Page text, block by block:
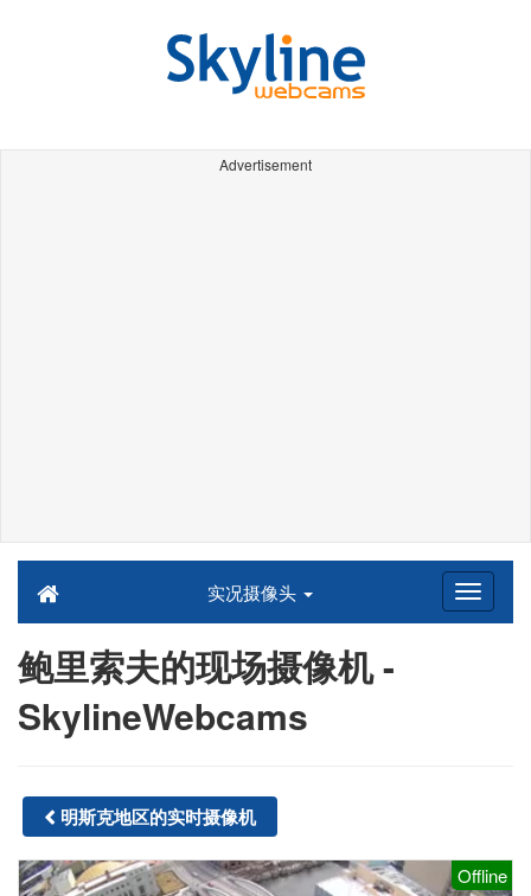
Advertisement
实况摄像头
鲍里索夫的现场摄像机 -
SkylineWebcams
明斯克地区的实时摄像机
Offline